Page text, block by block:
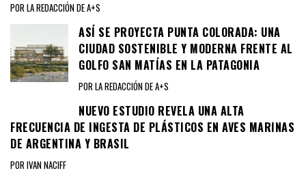
POR LA REDACCIÓN DE A+S
ASÍ SE PROYECTA PUNTA COLORADA: UNA
CIUDAD SOSTENIBLE Y MODERNA FRENTE AL
GOLFO SAN MATÍAS EN LA PATAGONIA
POR LA REDACCIÓN DE A+S
NUEVO ESTUDIO REVELA UNA ALTA
FRECUENCIA DE INGESTA DE PLÁSTICOS EN AVES MARINAS
DE ARGENTINA Y BRASIL
POR IVAN NACIFF